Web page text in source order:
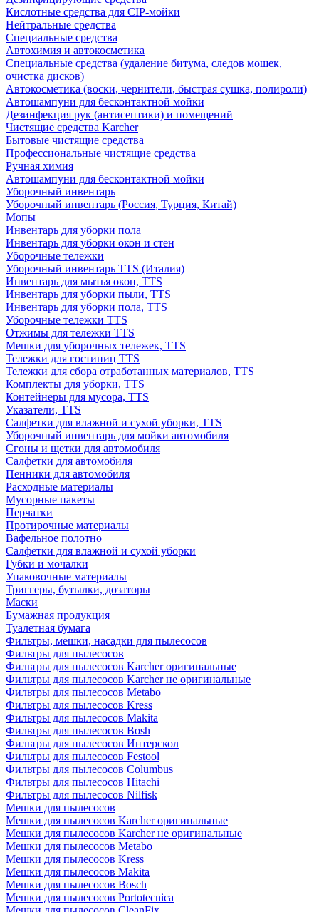
Кислотные средства для CIP-мойки
Нейтральные средства
Специальные средства
Автохимия и автокосметика
Специальные средства (удаление битума, следов мошек,
очистка дисков)
Автокосметика (воски, чернители, быстрая сушка, полироли)
Автошампуни для бесконтактной мойки
Дезинфекция рук (антисептики) и помещений
Чистящие средства Karcher
Бытовые чистящие средства
Профессиональные чистящие средства
Ручная химия
Автошампуни для бесконтактной мойки
Уборочный инвентарь
Уборочный инвентарь (Россия, Турция, Китай)
Мопы
Инвентарь для уборки пола
Инвентарь для уборки окон и стен
Уборочные тележки
Уборочный инвентарь TTS (Италия)
Инвентарь для мытья окон, TTS
Инвентарь для уборки пыли, TTS
Инвентарь для уборки пола, TTS
Уборочные тележки TTS
Отжимы для тележки TTS
Мешки для уборочных тележек, TTS
Тележки для гостиниц TTS
Тележки для сбора отработанных материалов, TTS
Комплекты для уборки, TTS
Контейнеры для мусора, TTS
Указатели, TTS
Салфетки для влажной и сухой уборки, TTS
Уборочный инвентарь для мойки автомобиля
Сгоны и щетки для автомобиля
Салфетки для автомобиля
Пенники для автомобиля
Расходные материалы
Мусорные пакеты
Перчатки
Протирочные материалы
Вафельное полотно
Салфетки для влажной и сухой уборки
Губки и мочалки
Упаковочные материалы
Триггеры, бутылки, дозаторы
Маски
Бумажная продукция
Туалетная бумага
Фильтры, мешки, насадки для пылесосов
Фильтры для пылесосов
Фильтры для пылесосов Karcher оригинальные
Фильтры для пылесосов Karcher не оригинальные
Фильтры для пылесосов Metabo
Фильтры для пылесосов Kress
Фильтры для пылесосов Makita
Фильтры для пылесосов Bosh
Фильтры для пылесосов Интерскол
Фильтры для пылесосов Festool
Фильтры для пылесосов Columbus
Фильтры для пылесосов Hitachi
Фильтры для пылесосов Nilfisk
Мешки для пылесосов
Мешки для пылесосов Karcher оригинальные
Мешки для пылесосов Karcher не оригинальные
Мешки для пылесосов Metabo
Мешки для пылесосов Kress
Мешки для пылесосов Makita
Мешки для пылесосов Bosch
Мешки для пылесосов Portotecnica